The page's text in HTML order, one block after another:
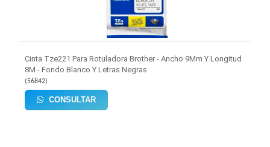
Cinta Tze221 Para Rotuladora Brother - Ancho 9Mm Y Longitud
8M - Fondo Blanco Y Letras Negras
(56842)
CONSULTAR